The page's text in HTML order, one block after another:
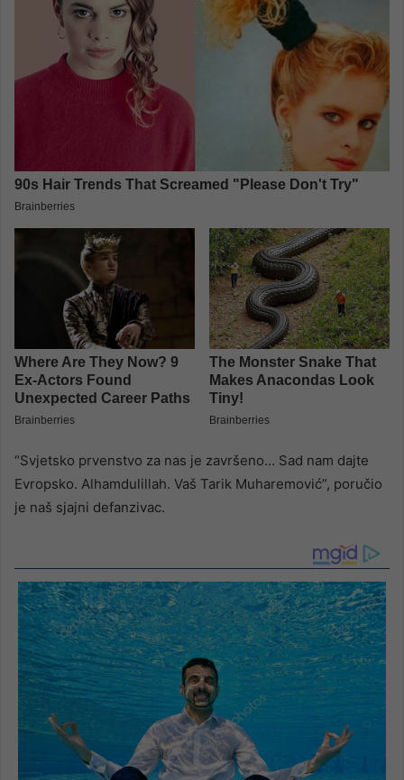
“Svjetsko prvenstvo za nas je završeno… Sad nam dajte
Evropsko. Alhamdulillah. Vaš Tarik Muharemović”, poručio
je naš sjajni defanzivac.